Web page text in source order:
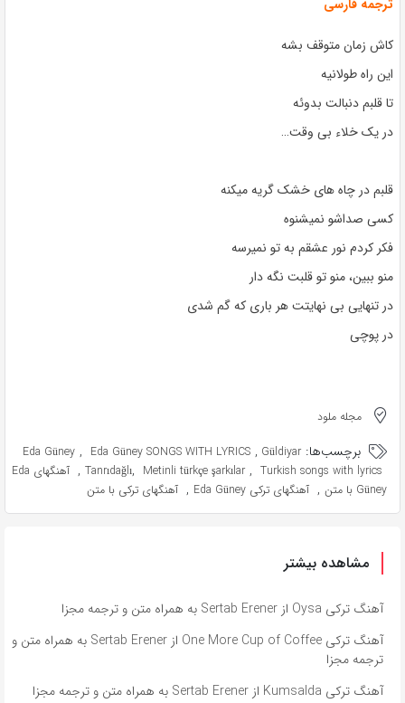
ترجمه فارسی
کاش زمان متوقف بشه
این راه طولانیه
تا قلبم دنبالت بدوئه
در یک خلاء بی وقت…
قلبم در چاه های خشک گریه میکنه
کسی صداشو نمیشنوه
فکر کردم نور عشقم به تو نمیرسه
منو ببین، منو تو قلبت نگه دار
در تنهایی بی نهایتت هر باری که گم شدی
در پوچی
مجله ملود
برچسب‌ها: Eda Güney , Eda Güney SONGS WITH LYRICS , Güldiyar
Tanrıdağlı, Metinli türkçe şarkılar , Turkish songs with lyrics
,
آهنگهای Eda
Güney با متن
, آهنگهای ترکی Eda Güney , آهنگهای ترکی با متن
مشاهده بیشتر
آهنگ ترکی Oysa از Sertab Erener به همراه متن و ترجمه مجزا
آهنگ ترکی One More Cup of Coffee از Sertab Erener به همراه متن و
ترجمه مجزا
آهنگ ترکی Kumsalda از Sertab Erener به همراه متن و ترجمه مجزا